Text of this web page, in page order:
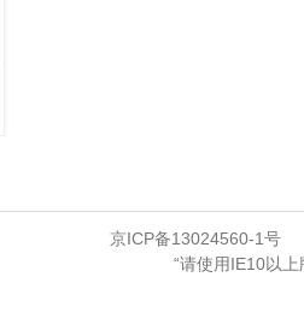
京ICP备13024560-1号
“请使用IE10以